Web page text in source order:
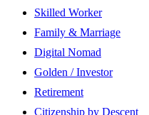
Skilled Worker
Family & Marriage
Digital Nomad
Golden / Investor
Retirement
Citizenship by Descent